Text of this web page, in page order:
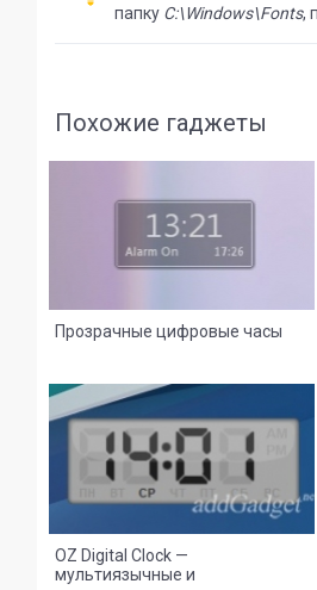
папку C:\Windows\Fonts,
Похожие гаджеты
Прозрачные цифровые часы
OZ Digital Clock —
мультиязычные и